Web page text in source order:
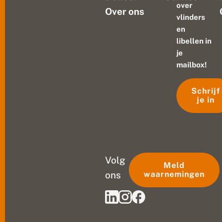
Over ons
over
vlinders
en
libellen in
je
mailbox!
Schrijf
je in
Volg
ons
Meld
waarnemingen